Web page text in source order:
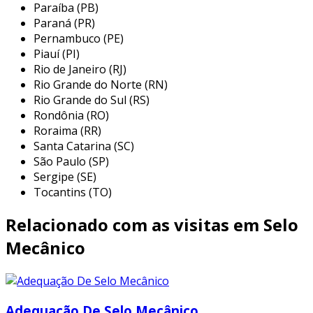
mecânicos se mostra referência por ter:
soluções eficazes para vedações
dinâmicas;
centro de engenharia e assistência técnica
para o cliente;
sustentabilidade e tecnologia de seus
produtos e serviços;
escritório de alta qualidade onde são
realizadas as atividades.
sem perder o foco em
empresas que prezam por produtos e serviços
que tenham ótima qualidade e precisão, pontos
de empresas que visam apenas o lucro,
Paraíba (PB)
Paraná (PR)
Pernambuco (PE)
Piauí (PI)
Rio de Janeiro (RJ)
Rio Grande do Norte (RN)
Rio Grande do Sul (RS)
Rondônia (RO)
Roraima (RR)
Santa Catarina (SC)
São Paulo (SP)
Sergipe (SE)
Tocantins (TO)
Relacionado com as visitas em Selo
Mecânico